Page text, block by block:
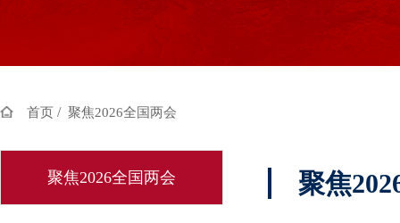
首页 / 聚焦2026全国两会
聚焦2026全国两会 聚焦